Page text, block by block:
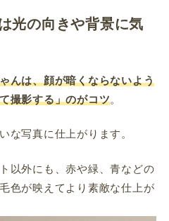
光の向きや背景に気
んは、顔が暗くならないよう
撮影する」のがコツ。
な写真に仕上がります。
以外にも、赤や緑、青などの
色が映えてより素敵な仕上が